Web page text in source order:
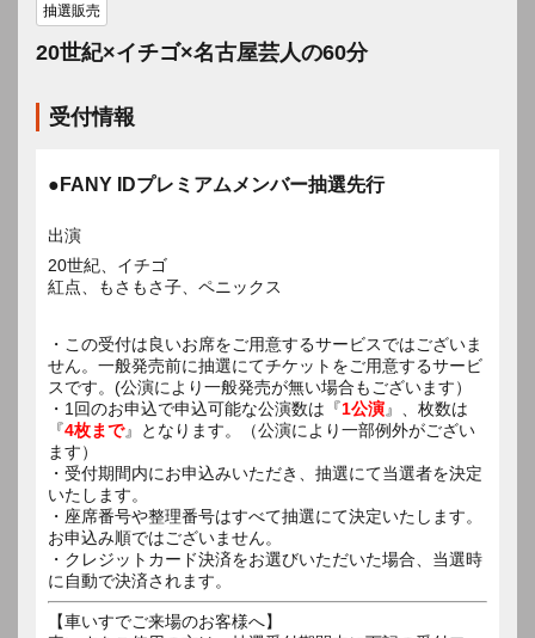
抽選販売
20世紀×イチゴ×名古屋芸人の60分
受付情報
●FANY IDプレミアムメンバー抽選先行
出演
20世紀、イチゴ
紅点、もさもさ子、ペニックス
・この受付は良いお席をご用意するサービスではございま
せん。一般発売前に抽選にてチケットをご用意するサービ
スです。(公演により一般発売が無い場合もございます）
・1回のお申込で申込可能な公演数は『1公演』、枚数は
『4枚まで』となります。（公演により一部例外がござい
ます）
・受付期間内にお申込みいただき、抽選にて当選者を決定
いたします。
・座席番号や整理番号はすべて抽選にて決定いたします。
お申込み順ではございません。
・クレジットカード決済をお選びいただいた場合、当選時
に自動で決済されます。
【車いすでご来場のお客様へ】